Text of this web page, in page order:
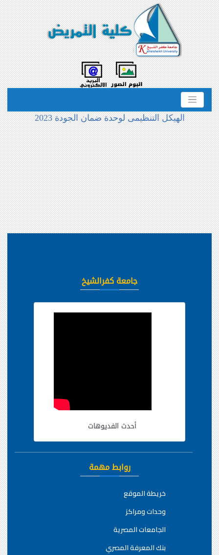
الهيكل التنظيمى لوحدة ضمان الجودة 2023
جامعة كفرالشيخ
أحدث الفديوهات
روابط مهمة
خريطة الموقع
وحدات ومراكز
الجامعات المصرية
بنك المعرفة المصري